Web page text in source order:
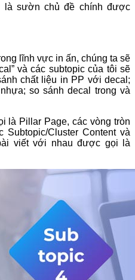
là sườn chủ đề chính được
lĩnh vực in ấn, chúng ta sẽ
và các subtopic của tôi sẽ
chất liệu in PP với decal;
so sánh decal trong và
là Pillar Page, các vòng tròn
Cluster Content và
viết với nhau được gọi là